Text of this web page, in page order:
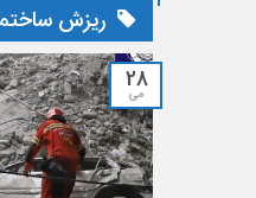
ریزش
28
می